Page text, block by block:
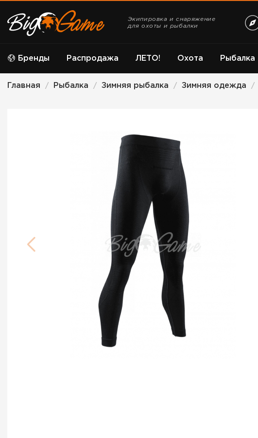
Экипировка и снаряжение
для охоты и рыбалки
Бренды ЛЕТО! Охота Рыбалка
Распродажа
Главная / Рыбалка / Зимняя рыбалка / Зимняя одежда /